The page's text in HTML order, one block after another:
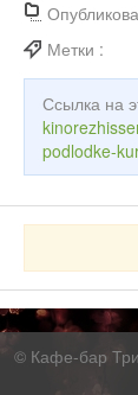
Метки :
Ссылка на
podlodke-
© Кафе-бар